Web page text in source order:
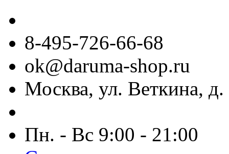
8-495-726-66-68
ok@daruma-shop.ru
Москва, ул. Веткина, д.
Пн. - Вс 9:00 - 21:00